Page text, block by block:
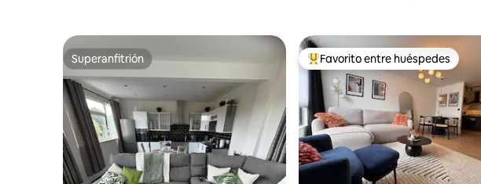
Superanfitrión
Superanfitrión Favorito entre huéspedes preferido
Favorito entre huéspedes